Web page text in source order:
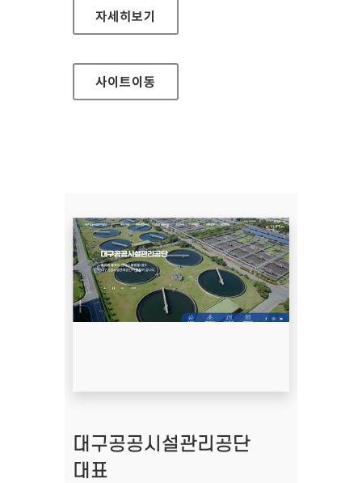
세계법제정보센터
자세히보기
사이트이동
대구공공시설관리공단
대표